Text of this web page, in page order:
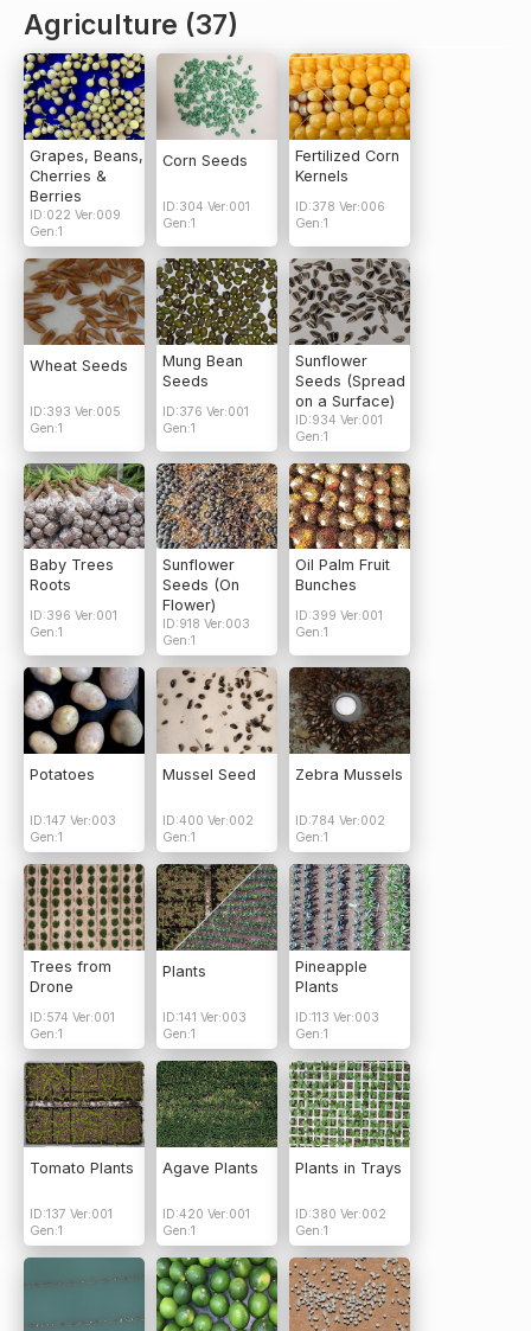
Agriculture (37)
Grapes, Beans,
Cherries &
Berries
ID:022 Ver:009
Gen:1
Corn Seeds
ID:304 Ver:001
Gen:1
Fertilized Corn
Kernels
ID:378 Ver:006
Gen:1
Wheat Seeds
ID:393 Ver:005
Gen:1
Mung Bean
Seeds
ID:376 Ver:001
Gen:1
Sunflower
Seeds (Spread
on a Surface)
ID:934 Ver:001
Gen:1
Baby Trees
Roots
ID:396 Ver:001
Gen:1
Sunflower
Seeds (On
Flower)
ID:918 Ver:003
Gen:1
Oil Palm Fruit
Bunches
ID:399 Ver:001
Gen:1
Potatoes
ID:147 Ver:003
Gen:1
Mussel Seed
ID:400 Ver:002
Gen:1
Zebra Mussels
ID:784 Ver:002
Gen:1
Trees from
Drone
ID:574 Ver:001
Gen:1
Plants
ID:141 Ver:003
Gen:1
Pineapple
Plants
ID:113 Ver:003
Gen:1
Tomato Plants
ID:137 Ver:001
Gen:1
Agave Plants
ID:420 Ver:001
Gen:1
Plants in Trays
ID:380 Ver:002
Gen:1